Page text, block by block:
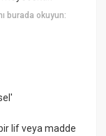
burada okuyun:
lif veya madde